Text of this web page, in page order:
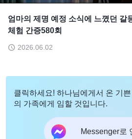
엄마의 제명 예정 소식에 느꼈던 갈
체험 간증580회
2026.06.02
클릭하세요! 하나님에게서 온 기
의 가족에게 임할 것입니다.
Messenger로